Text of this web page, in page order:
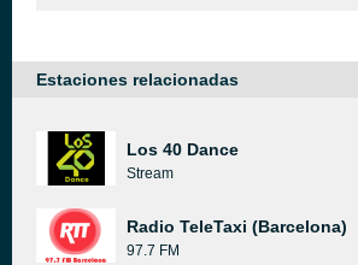
Estaciones relacionadas
Los 40 Dance
Stream
Radio TeleTaxi (Barcelona)
97.7 FM